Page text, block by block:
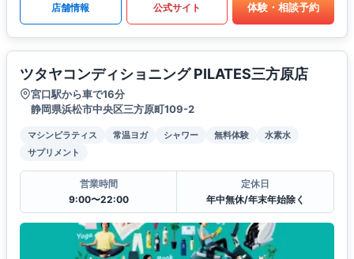
店舗情報 公式サイト 体験・相談予約
ツタヤコンディショニング PILATES三方原店
宮口駅から車で16分
静岡県浜松市中央区三方原町109-2
マシンピラティス 常温ヨガ シャワー 無料体験
水素水
サプリメント
営業時間
9:00〜22:00
定休日
年中無休/年末年始除く